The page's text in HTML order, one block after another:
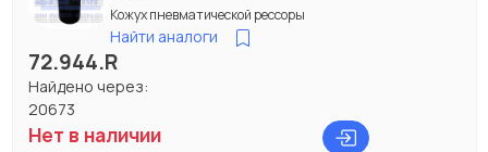
Кожух пневматической рессоры
Найти аналоги
72.944.R
Найдено через:
20673
Нет в наличии